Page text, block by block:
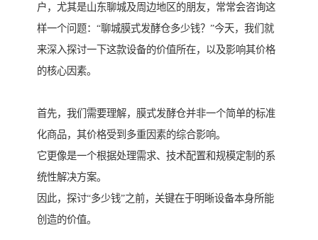
户，尤其是山东聊城及周边地区的朋友，常常会咨询这
样一个问题：“聊城膜式发酵仓多少钱？”今天，我们就
来深入探讨一下这款设备的价值所在，以及影响其价格
的核心因素。
首先，我们需要理解，膜式发酵仓并非一个简单的标准
化商品，其价格受到多重因素的综合影响。
它更像是一个根据处理需求、技术配置和规模定制的系
统性解决方案。
因此，探讨“多少钱”之前，关键在于明晰设备本身所能
创造的价值。